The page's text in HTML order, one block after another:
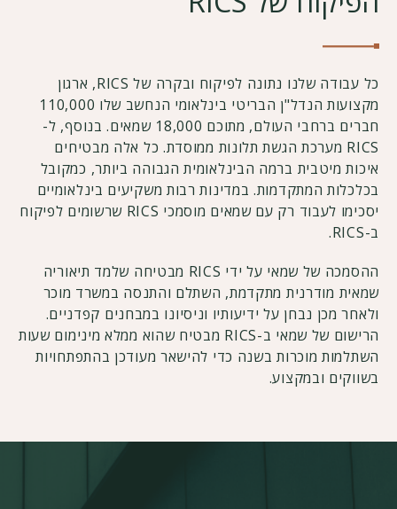
כל עבודה שלנו נתונה לפיקוח ובקרה של RICS, ארגון
מקצועות הנדל"ן הבריטי בינלאומי הנחשב שלו 110,000
חברים ברחבי העולם, מתוכם 18,000 שמאים. בנוסף, ל-
RICS מערכת הגשת תלונות ממוסדת. כל אלה מבטיחים
איכות מיטבית ברמה הבינלאומית הגבוהה ביותר, כמקובל
בכלכלות המתקדמות. במדינות רבות משקיעים בינלאומיים
יסכימו לעבוד רק עם שמאים מוסמכי RICS שרשומים לפיקוח
ב-RICS.
ההסמכה של שמאי על ידי RICS מבטיחה שלמד תיאוריה
שמאית מודרנית מתקדמת, השתלם והתנסה במשרד מוכר
ולאחר מכן נבחן על ידיעותיו וניסיונו במבחנים קפדניים.
הרישום של שמאי ב-RICS מבטיח שהוא ממלא מינימום שעות
השתלמות מוכרות בשנה כדי להישאר מעודכן בהתפתחויות
בשווקים ובמקצוע.